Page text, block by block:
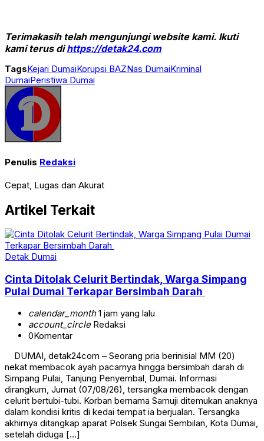
Terimakasih telah mengunjungi website kami. Ikuti
kami terus dihttps://detak24.com
TagsKejari DumaiKorupsi BAZNas DumaiKriminal
DumaiPeristiwa Dumai
Penulis Redaksi
Cepat, Lugas dan Akurat
Artikel Terkait
Detak Dumai
Cinta Ditolak Celurit Bertindak, Warga Simpang
Pulai Dumai Terkapar Bersimbah Darah
calendar_month1 jam yang lalu
account_circleRedaksi
0Komentar
DUMAI, detak24com – Seorang pria berinisial MM (20)
nekat membacok ayah pacarnya hingga bersimbah darah di
Simpang Pulai, Tanjung Penyembal, Dumai. Informasi
dirangkum, Jumat (07/08/26), tersangka membacok dengan
celurit bertubi-tubi. Korban bernama Samuji ditemukan anaknya
dalam kondisi kritis di kedai tempat ia berjualan. Tersangka
akhirnya ditangkap aparat Polsek Sungai Sembilan, Kota Dumai,
setelah diduga […]